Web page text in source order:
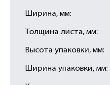
Ширина, мм:
Толщина листа, мм:
Высота упаковки, мм:
Ширина упаковки, мм: